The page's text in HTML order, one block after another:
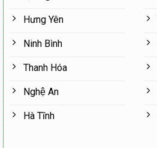
Hưng Yên
Ninh Bình
Thanh Hóa
Nghệ An
Hà Tĩnh